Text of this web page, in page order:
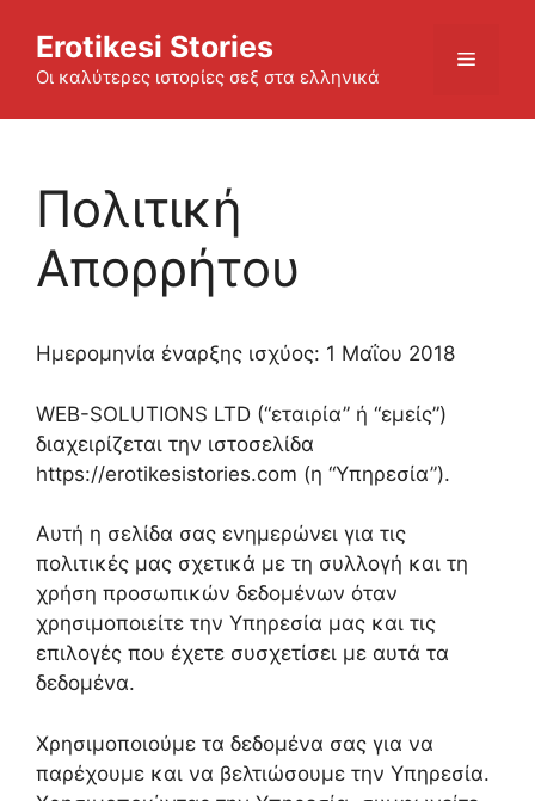
content
Erotikesi Stories
Οι καλύτερες ιστορίες σεξ στα ελληνικά
Menu
Πολιτική
Απορρήτου
Ημερομηνία έναρξης ισχύος: 1 Μαΐου 2018
WEB-SOLUTIONS LTD (“εταιρία” ή “εμείς”)
διαχειρίζεται την ιστοσελίδα
https://erotikesistories.com (η “Υπηρεσία”).
Αυτή η σελίδα σας ενημερώνει για τις
πολιτικές μας σχετικά με τη συλλογή και τη
χρήση προσωπικών δεδομένων όταν
χρησιμοποιείτε την Υπηρεσία μας και τις
επιλογές που έχετε συσχετίσει με αυτά τα
δεδομένα.
Χρησιμοποιούμε τα δεδομένα σας για να
παρέχουμε και να βελτιώσουμε την Υπηρεσία.